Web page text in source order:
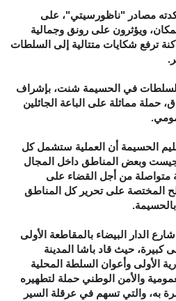
مصادر "ناظورسيتي"، على
ويؤثرون على رونق وجمالية
ترفع شكايات متتالية إلى السلطات
في الحسيمة شنت، بإشراف
مماثلة على الباعة الجائلين
الحسيمة أن العملية ستشمل كل
وبعض المناطق داخل المجال
متواصلة من أجل القضاء على
المختصة على تحرير كل المناطق
بالحسيمة.
الدار البيضاء بالمقاطعة الأولى
حيث قاد باشا المدينة
الأولى وأعوان السلطة المحلية
والأمن الوطني حملة لتطهيره
به، والتي تسهم في عرقلة السير